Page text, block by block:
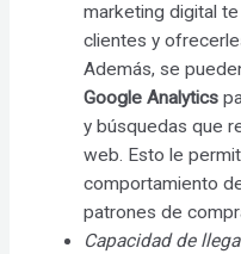
marketing digital
clientes y
Además, se
Google Analytics
y búsquedas que
web. Esto le
comportamiento
patrones de
Capacidad de